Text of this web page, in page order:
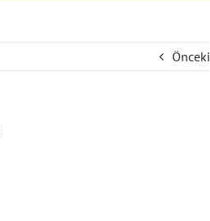
Önceki